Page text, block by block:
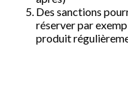
Des sanctions
réserver par
produit